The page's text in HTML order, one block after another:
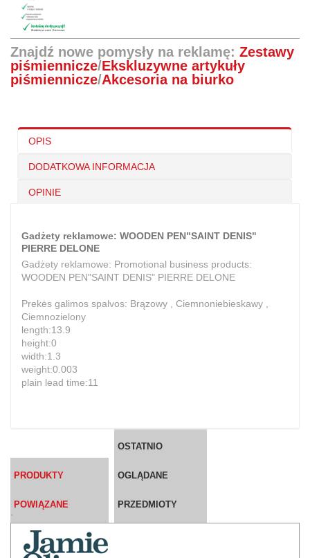
Znajdź nowe pomysły na reklamę: Zestawy
piśmiennicze/Ekskluzywne artykuły
piśmiennicze/Akcesoria na biurko
OPIS
DODATKOWA INFORMACJA
OPINIE
Gadżety reklamowe: WOODEN PEN"SAINT DENIS"
PIERRE DELONE
Gadżety reklamowe: Promotional business products:
WOODEN PEN"SAINT DENIS" PIERRE DELONE
Prekės galimos spalvos: Brązowy , Ciemnoniebieskawy ,
Ciemnozielony
length:13.9
height:0
width:1.3
weight:0.003
plain lead time:11
PRODUKTY
POWIĄZANE
OSTATNIO
OGLĄDANE
PRZEDMIOTY
`